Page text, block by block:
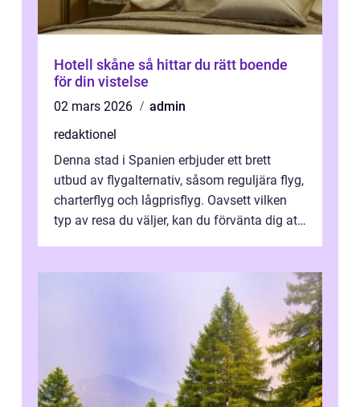
Hotell skåne så hittar du rätt boende
för din vistelse
02 mars 2026
admin
redaktionel
Denna stad i Spanien erbjuder ett brett
utbud av flygalternativ, såsom reguljära flyg,
charterflyg och lågprisflyg. Oavsett vilken
typ av resa du väljer, kan du förvänta dig att